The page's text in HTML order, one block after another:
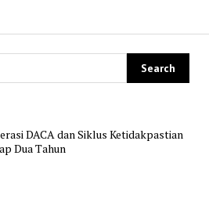
DACA dan Siklus Ketidakpastian
Dua Tahun